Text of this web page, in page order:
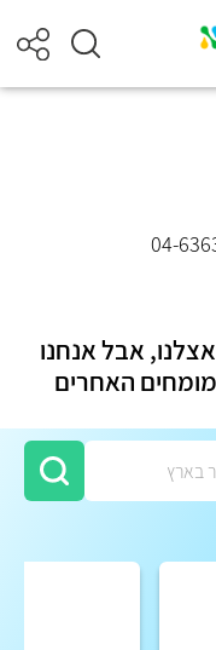
04-
אבל אנחנו
האחרים